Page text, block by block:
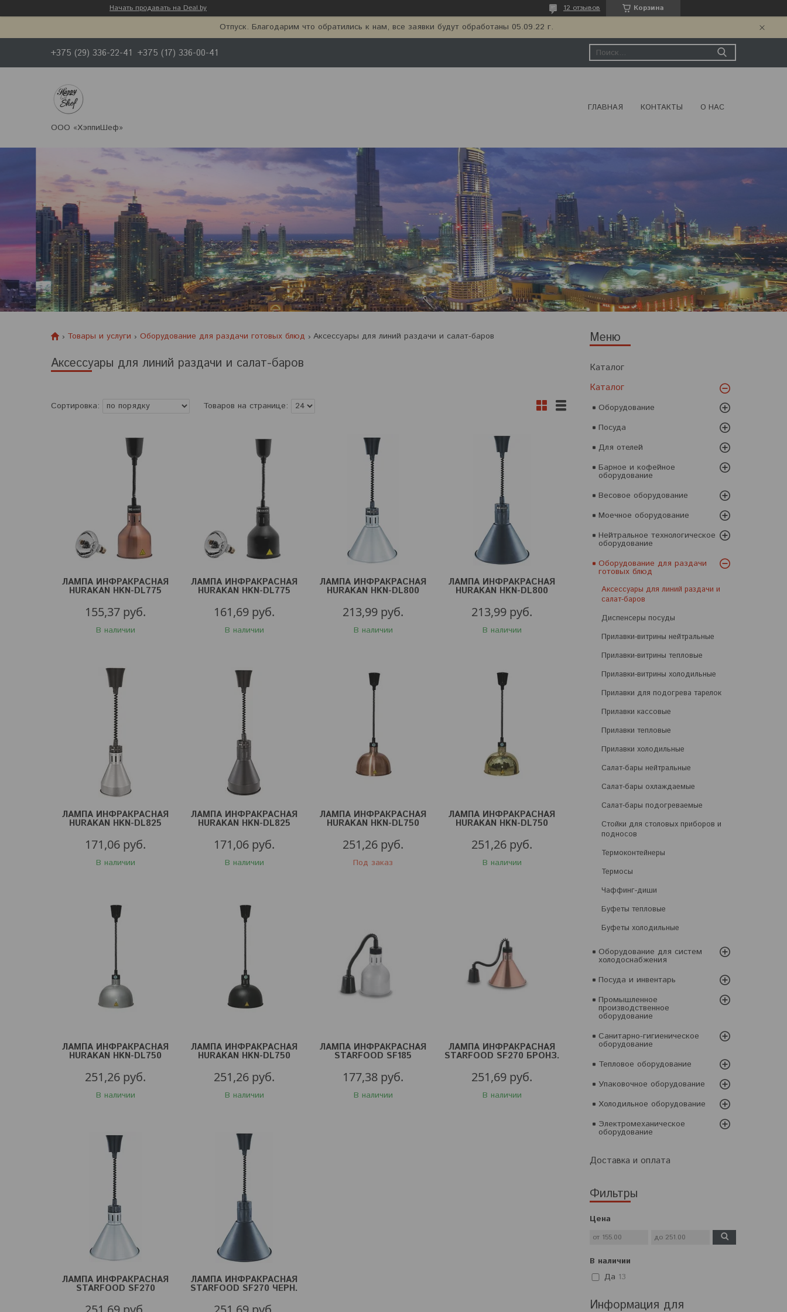
Начать продавать на Deal.by Корзина
12 отзывов
Отпуск. Благодарим что обратились к нам, все заявки будут обработаны 05.09.22 г.
+375 (29) 336-22-41 +375 (17) 336-00-41
ООО «ХэппиШеф»
ГЛАВНАЯ КОНТАКТЫ О НАС
Каталог
Каталог
Оборудование
Посуда
Для отелей
Барное и кофейное
оборудование
Весовое оборудование
Моечное оборудование
Нейтральное технологическое
оборудование
Оборудование для раздачи
готовых блюд
Аксессуары для линий раздачи и
салат-баров
Диспенсеры посуды
Прилавки-витрины нейтральные
Прилавки-витрины тепловые
Прилавки-витрины холодильные
Прилавки для подогрева тарелок
Прилавки кассовые
Прилавки тепловые
Прилавки холодильные
Салат-бары нейтральные
Салат-бары охлаждаемые
Салат-бары подогреваемые
Стойки для столовых приборов и
подносов
Термоконтейнеры
Термосы
Чаффинг-диши
Буфеты тепловые
Буфеты холодильные
Оборудование для систем
холодоснабжения
Посуда и инвентарь
Промышленное
производственное
оборудование
Санитарно-гигиеническое
оборудование
Тепловое оборудование
Упаковочное оборудование
Холодильное оборудование
Электромеханическое
оборудование
Доставка и оплата
Фильтры
Цена
В наличии
Да 13
Информация для
Товары и услуги Оборудование для раздачи готовых блюд Аксессуары для линий раздачи и салат-баров
Аксессуары для линий раздачи и салат-баров
ЛАМПА ИНФРАКРАСНАЯ
HURAKAN HKN-DL775
155,37 руб.
В наличии
ЛАМПА ИНФРАКРАСНАЯ
HURAKAN HKN-DL775
161,69 руб.
В наличии
ЛАМПА ИНФРАКРАСНАЯ
HURAKAN HKN-DL800
213,99 руб.
В наличии
ЛАМПА ИНФРАКРАСНАЯ
HURAKAN HKN-DL800
213,99 руб.
В наличии
ЛАМПА ИНФРАКРАСНАЯ
HURAKAN HKN-DL825
171,06 руб.
В наличии
ЛАМПА ИНФРАКРАСНАЯ
HURAKAN HKN-DL825
171,06 руб.
В наличии
ЛАМПА ИНФРАКРАСНАЯ
HURAKAN HKN-DL750
251,26 руб.
Под заказ
ЛАМПА ИНФРАКРАСНАЯ
HURAKAN HKN-DL750
251,26 руб.
В наличии
ЛАМПА ИНФРАКРАСНАЯ
HURAKAN HKN-DL750
251,26 руб.
В наличии
ЛАМПА ИНФРАКРАСНАЯ
HURAKAN HKN-DL750
251,26 руб.
В наличии
ЛАМПА ИНФРАКРАСНАЯ
STARFOOD SF185
177,38 руб.
В наличии
ЛАМПА ИНФРАКРАСНАЯ
STARFOOD SF270 БРОНЗ.
251,69 руб.
В наличии
ЛАМПА ИНФРАКРАСНАЯ
STARFOOD SF270
ЛАМПА ИНФРАКРАСНАЯ
STARFOOD SF270 ЧЕРН.